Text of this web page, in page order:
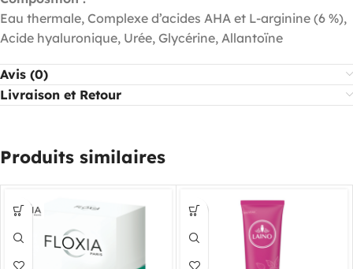
Eau thermale, Complexe d’acides AHA et L-arginine (6 %),
Acide hyaluronique, Urée, Glycérine, Allantoïne
Avis (0)
Livraison et Retour
Produits similaires